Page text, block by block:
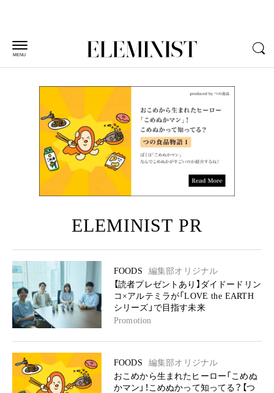
MENU
ELEMINIST PR
FOODS
編集部オリジナル
【読者プレゼントあり】ダイドードリン
コ×アルテミラが「LOVE the EARTH
シリーズ」で目指す未来
Promotion
FOODS
編集部オリジナル
おこめから生まれたヒーロー「こめぬ
かマン」！こめぬかって知ってる？【つ